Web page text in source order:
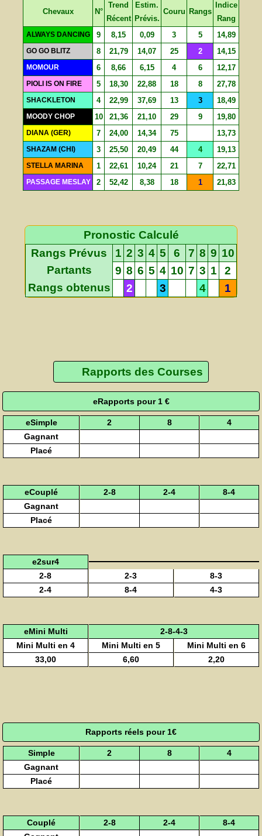
Chevaux N°
Trend
Récent
Estim.
Prévis.
Couru Rangs
Indice
Rang
ALWAYS DANCING 9 8,15 0,09 3 5 14,89
GO GO BLITZ 8 21,79 14,07 25 2 14,15
MOMOUR 6 8,66 6,15 4 6 12,17
PIOLI IS ON FIRE 5 18,30 22,88 18 8 27,78
SHACKLETON 4 22,99 37,69 13 3 18,49
MOODY CHOP 10 21,36 21,10 29 9 19,80
DIANA (GER) 7 24,00 14,34 75 13,73
SHAZAM (CHI) 3 25,50 20,49 44 4 19,13
STELLA MARINA 1 22,61 10,24 21 7 22,71
PASSAGE MESLAY 2 52,42 8,38 18 1 21,83
Pronostic Calculé
Rangs Prévus
1 2 3 4 5 6 7 8 9 10
Partants
9 8 6 5 4 10 7 3 1
2
Rangs obtenus
2 3 4 1
Rapports des Courses
eRapports pour 1 €
eSimple 2 8
4
Gagnant
Placé
eCouplé 2-8 2-4
8-4
Gagnant
Placé
e2sur4
2-8
2-3
8-3
2-4
8-4 4-3
eMini Multi
2-8-4-3
Mini Multi en 4
Mini Multi en 5
Mini Multi en 6
33,00
6,60 2,20
Rapports réels pour 1€
Simple 2 8
4
Gagnant
Placé
Couplé 2-8 2-4
8-4